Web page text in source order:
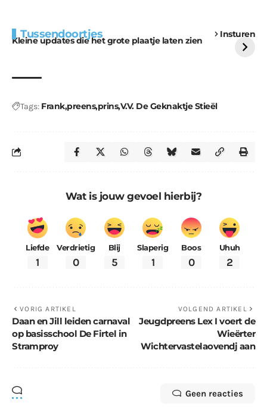
Tussendoortjes Insturen
Kleine updates die het grote plaatje laten zien
voor kabouters
uitdaging
Tags: FrankpreensprinsV.V. De Geknaktje Stieël
Wat is jouw gevoel hierbij?
Liefde
1
Verdrietig
0
Blij
5
Slaperig
1
Boos
0
Uhuh
2
VORIG ARTIKEL
Daan en Jill leiden carnaval
op basisschool De Firtel in
Stramproy
VOLGEND ARTIKEL
Jeugdpreens Lex I voert de
Wieërter
Wichtervastelaovendj aan
Geen reacties